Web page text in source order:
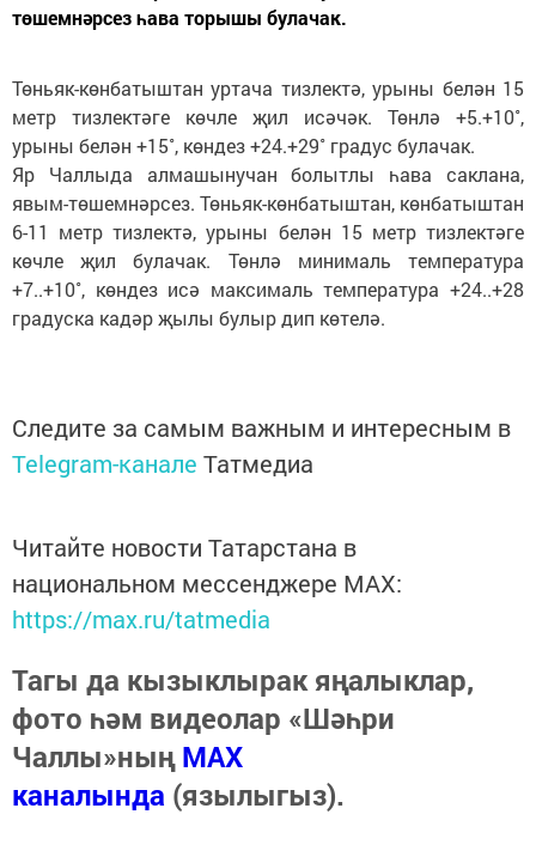
төшемнәрсез һава торышы булачак.
Төньяк-көнбатыштан уртача тизлектә, урыны белән 15
метр тизлектәге көчле җил исәчәк. Төнлә +5.+10˚,
урыны белән +15˚, көндез +24.+29˚ градус булачак.
Яр Чаллыда алмашынучан болытлы һава саклана,
явым-төшемнәрсез. Төньяк-көнбатыштан, көнбатыштан
6-11 метр тизлектә, урыны белән 15 метр тизлектәге
көчле җил булачак. Төнлә минималь температура
+7..+10˚, көндез исә максималь температура +24..+28
градуска кадәр җылы булыр дип көтелә.
Следите за самым важным и интересным в
Telegram-канале Татмедиа
Читайте новости Татарстана в
национальном мессенджере MАХ:
https://max.ru/tatmedia
Тагы да кызыклырак яңалыклар,
фото һәм видеолар «Шәһри
Чаллы»ныңMAX
каналында (язылыгыз).